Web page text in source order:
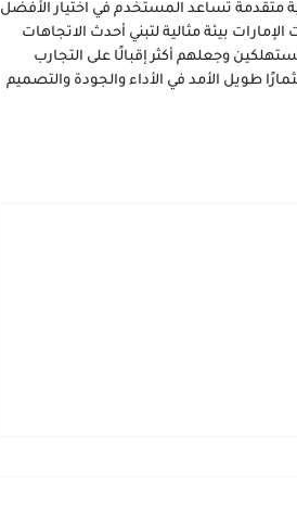
تساعد المستخدم في اختيار الأفضل
بيئة مثالية لتبني أحدث الاتجاهات
وجعلهم أكثر إقبالًا على التجارب
طويل الأمد في الأداء والجودة والتصميم